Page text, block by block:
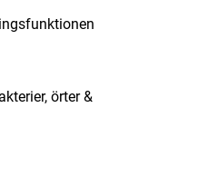
örter &